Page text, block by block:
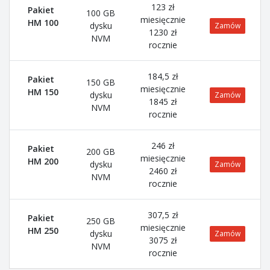
Pakiet
HM 100
100 GB
dysku
NVM
123 zł
miesięcznie
1230 zł
rocznie
Zamów
Pakiet
HM 150
150 GB
dysku
NVM
184,5 zł
miesięcznie
1845 zł
rocznie
Zamów
Pakiet
HM 200
200 GB
dysku
NVM
246 zł
miesięcznie
2460 zł
rocznie
Zamów
Pakiet
HM 250
250 GB
dysku
NVM
307,5 zł
miesięcznie
3075 zł
rocznie
Zamów